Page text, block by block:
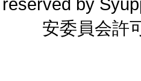
安委員会許